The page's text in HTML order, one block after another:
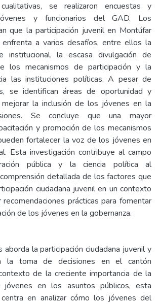
se realizaron encuestas y
y funcionarios del GAD. Los
que la participación juvenil en Montúfar
a varios desafíos, entre ellos la
la escasa divulgación de
los mecanismos de participación y la
las instituciones políticas. A pesar de
se identifican áreas de oportunidad y
la inclusión de los jóvenes en la
Se concluye que una mayor
y promoción de los mecanismos
fortalecer la voz de los jóvenes en
Esta investigación contribuye al campo
pública y la ciencia política al
detallada de los factores que
ciudadana juvenil en un contexto
prácticas para fomentar
de los jóvenes en la gobernanza.
la participación ciudadana juvenil y
la toma de decisiones en el cantón
de la creciente importancia de la
en los asuntos públicos, esta
en analizar cómo los jóvenes del